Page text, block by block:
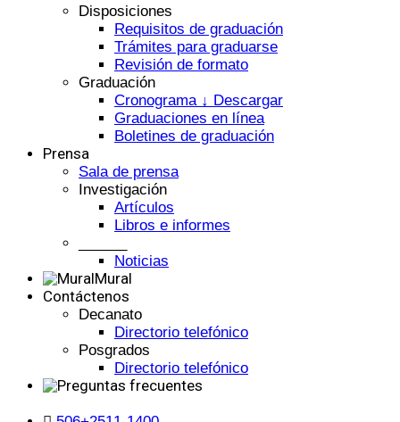
Disposiciones
Requisitos de graduación
Trámites para graduarse
Revisión de formato
Graduación
Cronograma ↓ Descargar
Graduaciones en línea
Boletines de graduación
Prensa
Sala de prensa
Investigación
Artículos
Libros e informes
Noticias
Mural
Contáctenos
Decanato
Directorio telefónico
Posgrados
Directorio telefónico